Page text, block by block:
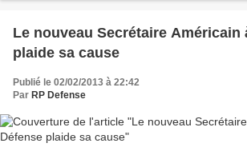
Le nouveau Secrétaire Américain
plaide sa cause
Publié le 02/02/2013 à 22:42
Par RP Defense